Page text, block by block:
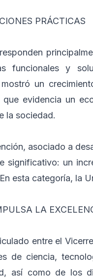
PRÁCTICAS
funcionales y
un
evidencia un
la sociedad.
asociado a
significativo: un
esta categoría, la
LA
entre el
de ciencia,
así como de los